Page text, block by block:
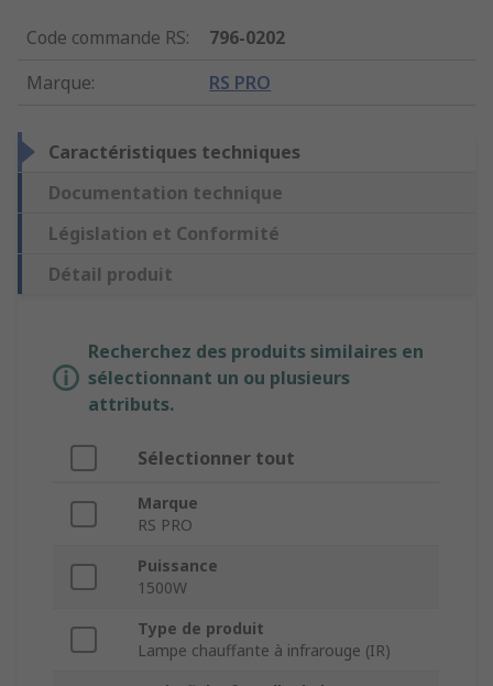
Code commande RS:
796-0202
Marque: RS PRO
Caractéristiques techniques
Documentation technique
Législation et Conformité
Détail produit
Recherchez des produits similaires en
sélectionnant un ou plusieurs
attributs.
Sélectionner tout
Marque
RS PRO
Puissance
1500W
Type de produit
Lampe chauffante à infrarouge (IR)